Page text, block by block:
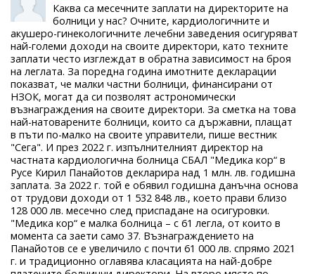
Каква са месечните заплати на директорите на
болници у нас? Очните, кардиологичните и
акушеро-гинекологичните лечебни заведения осигуряват
най-големи доходи на своите директори, като техните
заплати често изглеждат в обратна зависимост на броя
на леглата. За поредна година имотните декларации
показват, че малки частни болници, финансирани от
НЗОК, могат да си позволят астрономически
възнаграждения на своите директори. За сметка на това
най-натоварените болници, които са държавни, плащат
в пъти по-малко на своите управители, пише вестник
"Сега". И през 2022 г. изпълнителният директор на
частната кардиологична болница СБАЛ "Медика кор“ в
Русе Кирил Панайотов декларира над 1 млн. лв. годишна
заплата. За 2022 г. той е обявил годишна данъчна основа
от трудови доходи от 1 532 848 лв., което прави близо
128 000 лв. месечно след приспадане на осигуровки.
"Медика кор“ е малка болница – с 61 легла, от които в
момента са заети само 37. Възнаграждението на
Панайотов се е увеличило с почти 61 000 лв. спрямо 2021
г. и традиционно оглавява класацията на най-добре